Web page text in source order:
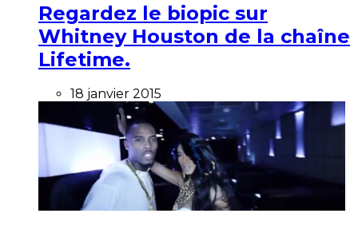
Regardez le biopic sur
Whitney Houston de la chaîne
Lifetime.
18 janvier 2015